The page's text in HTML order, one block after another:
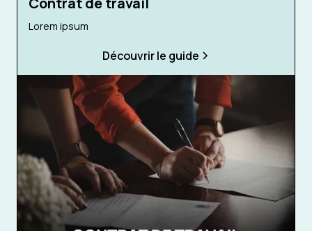
Lorem ipsum
Découvrir le guide